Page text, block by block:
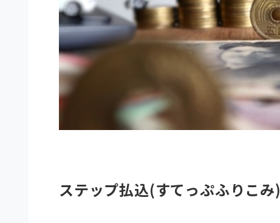
ステップ払込(すてっぷふりこみ)